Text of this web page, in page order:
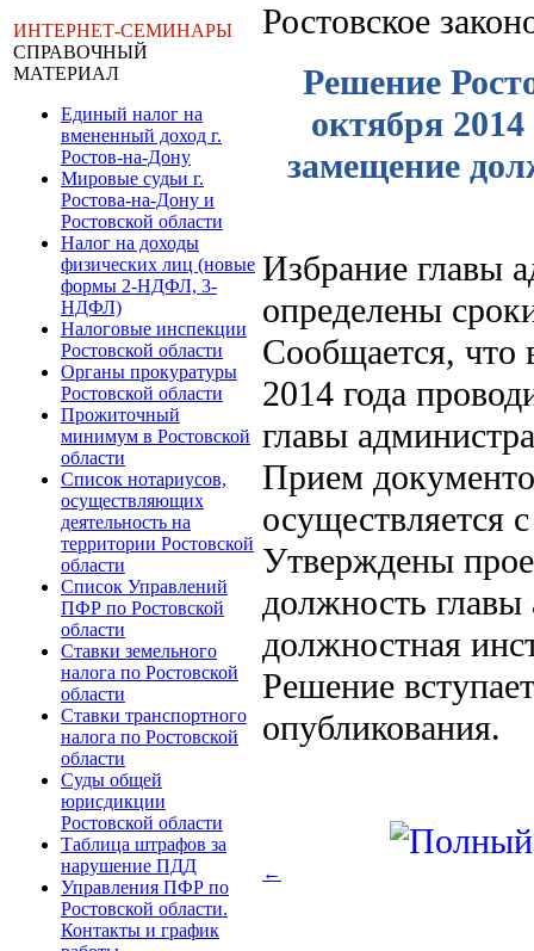
ИНТЕРНЕТ-СЕМИНАРЫ
СПРАВОЧНЫЙ
МАТЕРИАЛ
Единый налог на
вмененный доход г.
Ростов-на-Дону
Мировые судьи г.
Ростова-на-Дону и
Ростовской области
Налог на доходы
физических лиц (новые
формы 2-НДФЛ, 3-
НДФЛ)
Налоговые инспекции
Ростовской области
Органы прокуратуры
Ростовской области
Прожиточный
минимум в Ростовской
области
Список нотариусов,
осуществляющих
деятельность на
территории Ростовской
области
Список Управлений
ПФР по Ростовской
области
Ставки земельного
налога по Ростовской
области
Ставки транспортного
налога по Ростовской
области
Суды общей
юрисдикции
Ростовской области
Таблица штрафов за
нарушение ПДД
Управления ПФР по
Ростовской области.
Контакты и график
Ростовское
Решение
октября
замещение
Избрание главы
определены
Сообщается, что
2014 года
главы
Прием
осуществляется
Утверждены
должность главы
должностная
Решение
опубликования.
←